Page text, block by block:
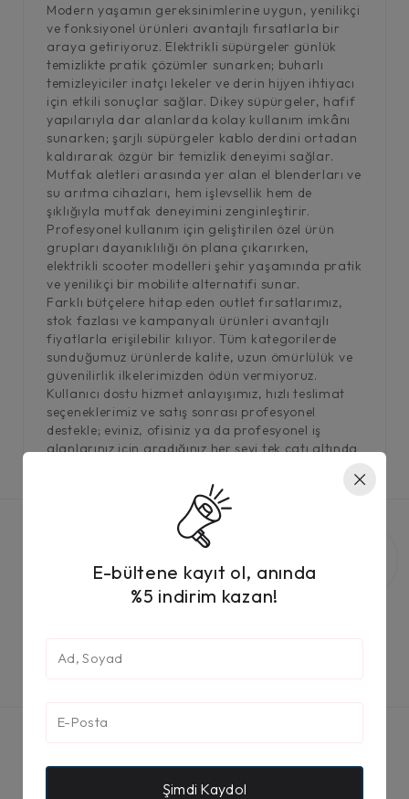
Modern yaşamın gereksinimlerine uygun, yenilikçi
ve fonksiyonel ürünleri avantajlı fırsatlarla bir
araya getiriyoruz. Elektrikli süpürgeler günlük
temizlikte pratik çözümler sunarken; buharlı
temizleyiciler inatçı lekeler ve derin hijyen ihtiyacı
için etkili sonuçlar sağlar. Dikey süpürgeler, hafif
yapılarıyla dar alanlarda kolay kullanım imkânı
sunarken; şarjlı süpürgeler kablo derdini ortadan
kaldırarak özgür bir temizlik deneyimi sağlar.
Mutfak aletleri arasında yer alan el blenderları ve
su arıtma cihazları, hem işlevsellik hem de
şıklığıyla mutfak deneyimini zenginleştirir.
Profesyonel kullanım için geliştirilen özel ürün
grupları dayanıklılığı ön plana çıkarırken,
elektrikli scooter modelleri şehir yaşamında pratik
ve yenilikçi bir mobilite alternatifi sunar.
Farklı bütçelere hitap eden outlet fırsatlarımız,
stok fazlası ve kampanyalı ürünleri avantajlı
fiyatlarla erişilebilir kılıyor. Tüm kategorilerde
sunduğumuz ürünlerde kalite, uzun ömürlülük ve
güvenilirlik ilkelerimizden ödün vermiyoruz.
Kullanıcı dostu hizmet anlayışımız, hızlı teslimat
seçeneklerimiz ve satış sonrası profesyonel
destekle; eviniz, ofisiniz ya da profesyonel iş
alanlarınız için aradığınız her şeyi tek çatı altında
Taksit
E-bültene kayıt ol, anında
%5 indirim kazan!
Şimdi Kaydol